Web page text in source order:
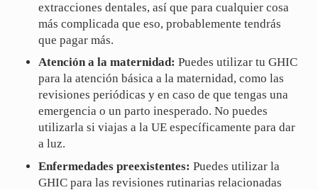
extracciones dentales, así que para cualquier cosa
más complicada que eso, probablemente tendrás
que pagar más.
Atención a la maternidad:Puedes utilizar tu GHIC
para la atención básica a la maternidad, como las
revisiones periódicas y en caso de que tengas una
emergencia o un parto inesperado. No puedes
utilizarla si viajas a la UE específicamente para dar
a luz.
Enfermedades preexistentes:Puedes utilizar la
GHIC para las revisiones rutinarias relacionadas